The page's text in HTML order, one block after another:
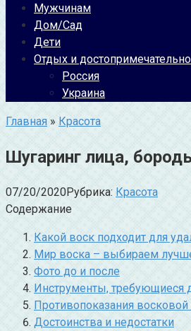
Мужчинам
Дом/Сад
Дети
Отдых и
Россия
Украина
Главная » Красота
Шугаринг лица,
07/20/2020Рубрика: Красота
Содержание
Какой воск подходит для
Мир воска – выбираем
Фото до и после
Инструменты, требующиеся
Противопоказания
Достоинства и недостатки